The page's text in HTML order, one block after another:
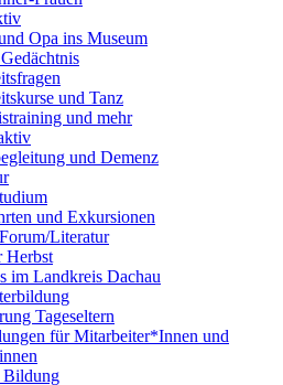
Opa ins Museum
und Tanz
und mehr
und Demenz
und Exkursionen
Literatur
Herbst
im Landkreis Dachau
Tageseltern
für Mitarbeiter*Innen und
Bildung